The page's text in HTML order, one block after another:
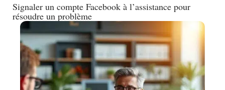
Signaler un compte Facebook à l’assistance pour
résoudre un problème